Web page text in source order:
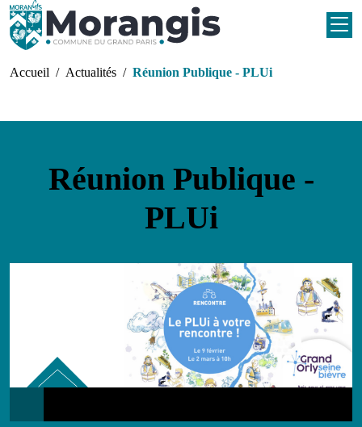
Aller au contenu principal
Fil d'Ariane
Accueil Actualités Réunion Publique - PLUi
Réunion Publique -
PLUi